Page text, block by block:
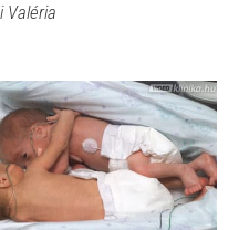
Valéria